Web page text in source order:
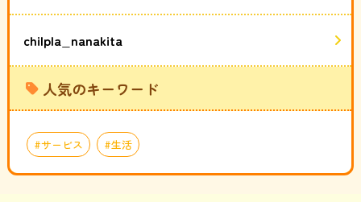
chilpla_nanakita
人気のキーワード
サービス 生活